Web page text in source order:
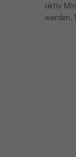
aktiv
werden.